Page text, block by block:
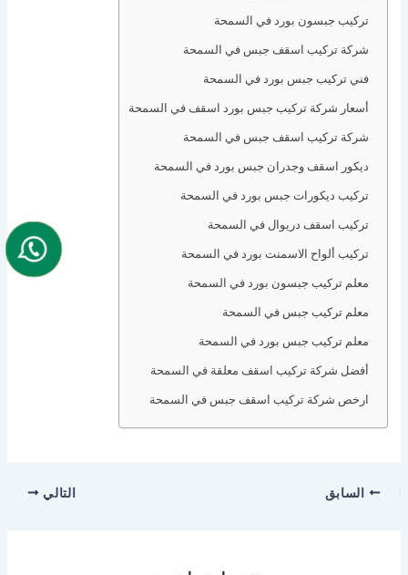
تركيب جبسون بورد في السمحة
شركة تركيب اسقف جبس في السمحة
فني تركيب جبس بورد في السمحة
أسعار شركة تركيب جبس بورد اسقف في السمحة
شركة تركيب اسقف جبس في السمحة
ديكور اسقف وجدران جبس بورد في السمحة
تركيب ديكورات جبس بورد في السمحة
تركيب اسقف دريوال في السمحة
تركيب ألواح الاسمنت بورد في السمحة
معلم تركيب جبسون بورد في السمحة
معلم تركيب جبس في السمحة
معلم تركيب جبس بورد في السمحة
أفضل شركة تركيب اسقف معلقة في السمحة
ارخص شركة تركيب اسقف جبس في السمحة
السابق التالي